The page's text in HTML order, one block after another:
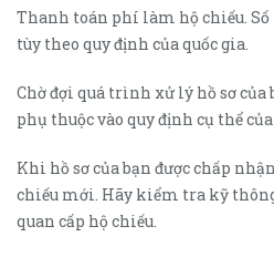
Thanh toán phí làm hộ chiếu. Số
tùy theo quy định của quốc gia.
Chờ đợi quá trình xử lý hồ sơ của
phụ thuộc vào quy định cụ thể
Khi hồ sơ của bạn được chấp
chiếu mới. Hãy kiểm tra kỹ
quan cấp hộ chiếu.